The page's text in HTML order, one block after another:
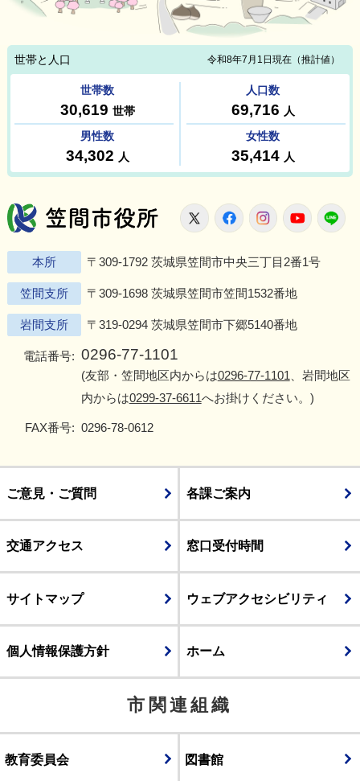
笠間市役所
X FacebookInstagram
本所 〒309-1792 茨城県笠間市中央三丁目2番1号
笠間支所 〒309-1698 茨城県笠間市笠間1532番地
岩間支所 〒319-0294 茨城県笠間市下郷5140番地
電話番号: 0296-77-1101
(友部・笠間地区内からは0296-77-1101 、岩間地区
内からは0299-37-6611へお掛けください。)
FAX番号: 0296-78-0612
ご意見・ご質問 各課ご案内
交通アクセス 窓口受付時間
サイトマップ ウェブアクセシビリティ
個人情報保護方針 ホーム
市関連組織
教育委員会 図書館